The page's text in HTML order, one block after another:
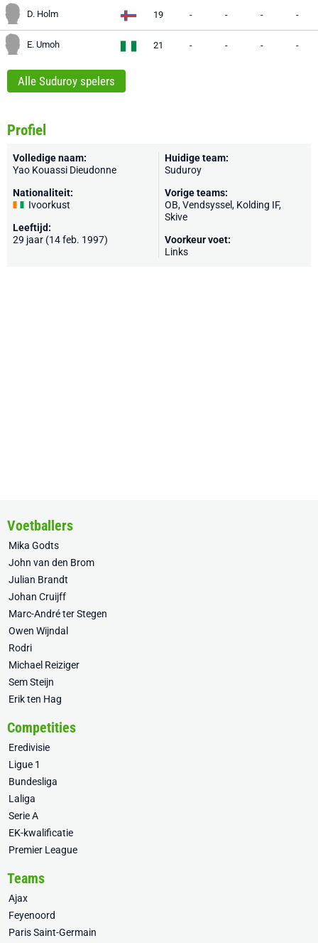
D. Holm 19 - - - -
E. Umoh 21 - - - -
Alle Suduroy spelers
Profiel
Volledige naam:
Yao Kouassi Dieudonne
Nationaliteit:
Ivoorkust
Leeftijd:
29 jaar (14 feb. 1997)
Huidige team:
Suduroy
Vorige teams:
OB, Vendsyssel, Kolding IF,
Skive
Voorkeur voet:
Links
Voetballers
Mika Godts
John van den Brom
Julian Brandt
Johan Cruijff
Marc-André ter Stegen
Owen Wijndal
Rodri
Michael Reiziger
Sem Steijn
Erik ten Hag
Competities
Eredivisie
Ligue 1
Bundesliga
Laliga
Serie A
EK-kwalificatie
Premier League
Teams
Ajax
Feyenoord
Paris Saint-Germain